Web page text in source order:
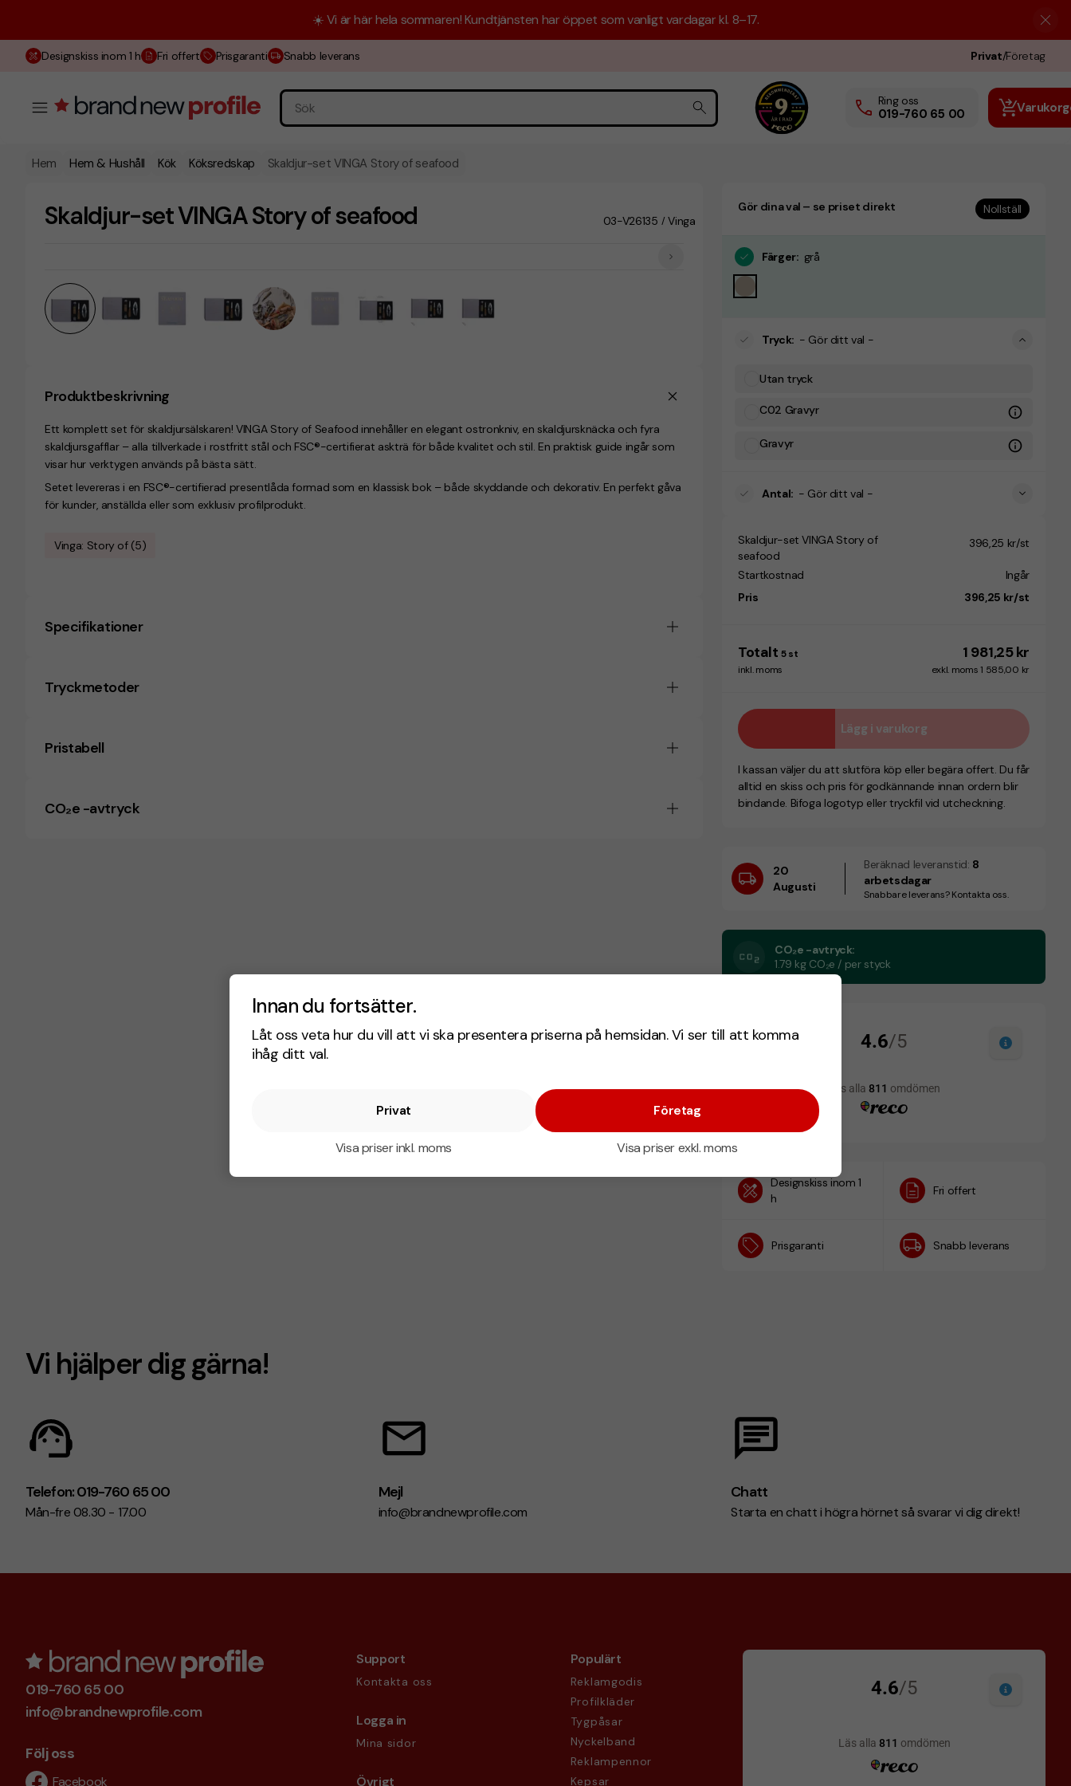
Innan du fortsätter.
Låt oss veta hur du vill att vi ska presentera priserna på hemsidan. Vi ser till att komma
ihåg ditt val.
Privat
Visa priser inkl. moms
Företag
Visa priser exkl. moms
☀️ Vi är här hela sommaren! Kundtjänsten har öppet som vanligt vardagar kl. 8–17.
Designskiss inom 1 h Fri offert Prisgaranti Snabb leverans Privat/Företag
Ring oss
019-760 65 00
Hem Hem & Hushåll Kök Köksredskap Skaldjur-set VINGA Story of seafood
Skaldjur-set VINGA Story of seafood 03-V26135 / Vinga
Produktbeskrivning
Ett komplett set för skaldjursälskaren! VINGA Story of Seafood innehåller en elegant ostronkniv, en skaldjursknäcka och fyra
skaldjursgafflar – alla tillverkade i rostfritt stål och FSC®-certifierat askträ för både kvalitet och stil. En praktisk guide ingår som
visar hur verktygen används på bästa sätt.
Setet levereras i en FSC®-certifierad presentlåda formad som en klassisk bok – både skyddande och dekorativ. En perfekt gåva
för kunder, anställda eller som exklusiv profilprodukt.
Vinga: Story of (5)
Specifikationer
Tryckmetoder
Pristabell
CO₂e -avtryck
Gör dina val – se priset direkt Nollställ
Färger: grå
Tryck: - Gör ditt val -
Utan tryck
C02 Gravyr
Gravyr
Antal: - Gör ditt val -
Skaldjur-set VINGA Story of
seafood
396,25 kr/st
Startkostnad
Ingår
Pris
396,25 kr/st
Totalt 5 st 1 981,25 kr
inkl. moms exkl. moms 1 585,00 kr
Lägg i varukorg
I kassan väljer du att slutföra köp eller begära offert. Du får
alltid en skiss och pris för godkännande innan ordern blir
bindande. Bifoga logotyp eller tryckfil vid utcheckning.
20
Augusti
Beräknad leveranstid: 8
arbetsdagar
Snabbare leverans? Kontakta oss.
CO₂e -avtryck:
1.79 kg CO₂e / per styck
Designskiss inom 1
h
Fri offert
Prisgaranti Snabb leverans
Vi hjälper dig gärna!
Telefon: 019-760 65 00
Mån-fre 08.30 - 17.00
Mejl
info@brandnewprofile.com
Chatt
Starta en chatt i högra hörnet så svarar vi dig direkt!
019-760 65 00
info@brandnewprofile.com
Följ oss
Facebook
Support
Kontakta oss
Logga in
Mina sidor
Övrigt
Populärt
Reklamgodis
Profilkläder
Tygpåsar
Nyckelband
Reklampennor
Kepsar